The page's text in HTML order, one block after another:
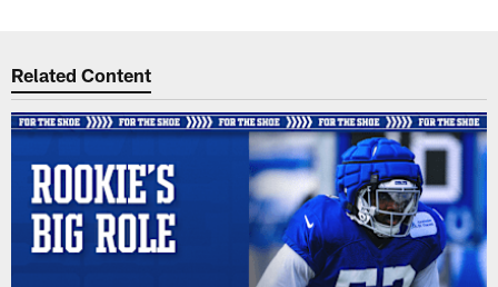
Related Content